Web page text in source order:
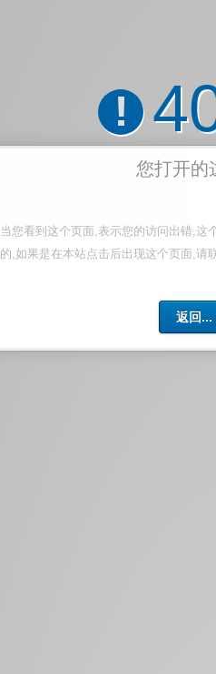
!
您打开的
当您看到这个页面,表示您的访问出错,这
的,如果是在本站点击后出现这个页面,请
返回...